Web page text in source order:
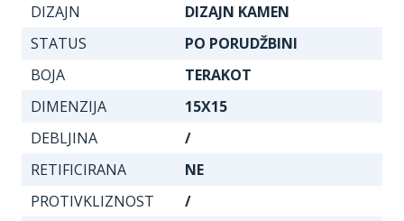
DIZAJN
DIZAJN KAMEN
STATUS
PO PORUDŽBINI
BOJA
TERAKOT
DIMENZIJA
15X15
DEBLJINA
/
RETIFICIRANA
NE
PROTIVKLIZNOST
/